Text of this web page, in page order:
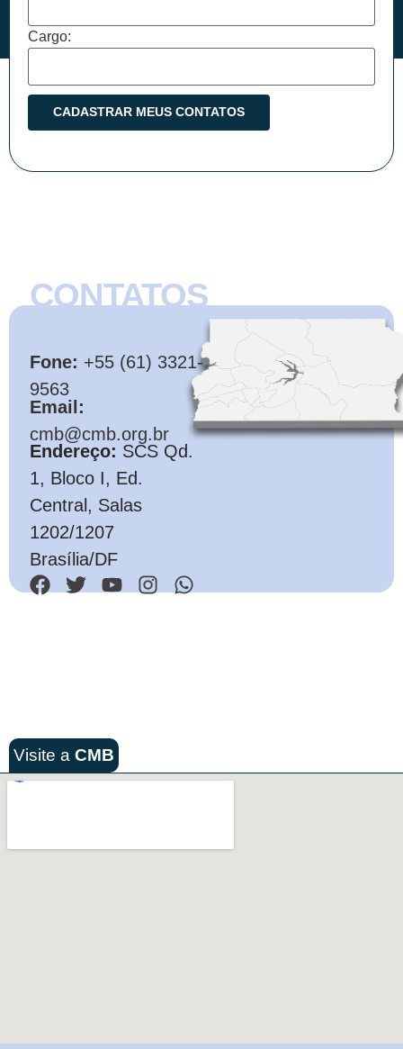
Cargo:
CONTATOS
Fone: +55 (61) 3321-
9563
Email:
cmb@cmb.org.br
Endereço: SCS Qd.
1, Bloco I, Ed.
Central, Salas
1202/1207
Brasília/DF
Visite a CMB